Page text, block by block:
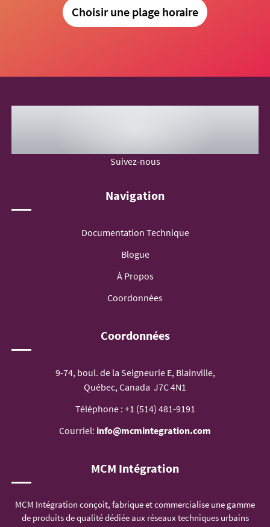
Choisir une plage horaire
Suivez-nous
Navigation
Documentation Technique
Blogue
À Propos
Coordonnées
Coordonnées
9-74, boul. de la Seigneurie E, Blainville,
Québec, Canada J7C 4N1
Téléphone : +1 (514) 481-9191
Courriel: info@mcmintegration.com
MCM Intégration
MCM Intégration conçoit, fabrique et commercialise une gamme
de produits de qualité dédiée aux réseaux techniques urbains